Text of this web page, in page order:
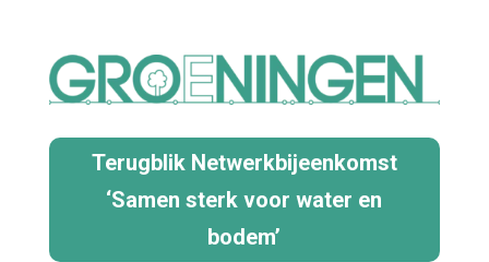
Terugblik Netwerkbijeenkomst
‘Samen sterk voor water en
bodem’